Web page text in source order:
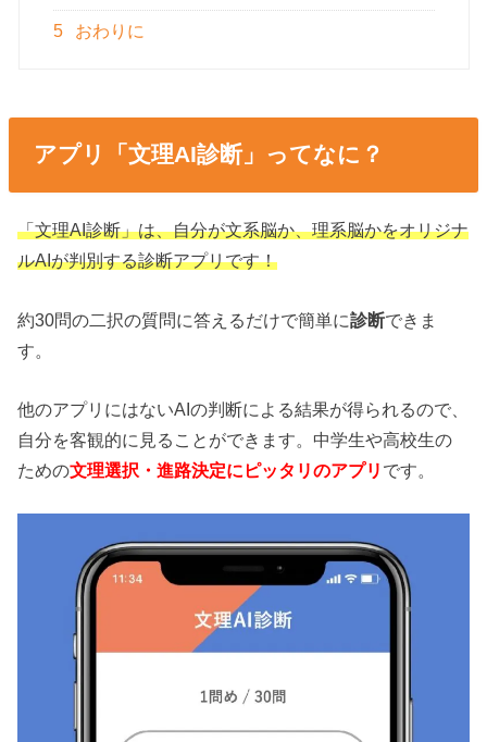
5 おわりに
アプリ「文理AI診断」ってなに？
「文理AI診断」は、自分が文系脳か、理系脳かをオリジナ
ルAIが判別する診断アプリです！
約30問の二択の質問に答えるだけで簡単に診断できま
す。
他のアプリにはないAIの判断による結果が得られるので、
自分を客観的に見ることができます。中学生や高校生の
ための文理選択・進路決定にピッタリのアプリ です。